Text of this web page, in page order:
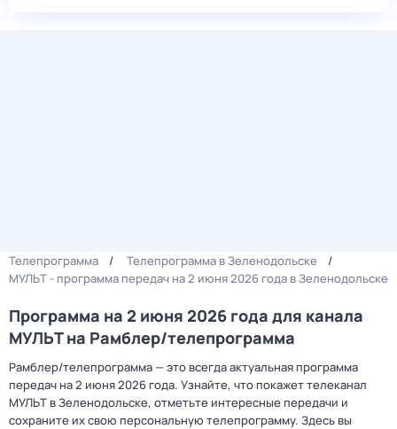
Телепрограмма
Телепрограмма в Зеленодольске
МУЛЬТ - программа передач на 2 июня 2026 года в Зеленодольске
Программа на 2 июня 2026 года для канала
МУЛЬТ на Рамблер/телепрограмма
Рамблер/телепрограмма — это всегда актуальная программа
передач на 2 июня 2026 года. Узнайте, что покажет телеканал
МУЛЬТ в Зеленодольске, отметьте интересные передачи и
сохраните их свою персональную телепрограмму. Здесь вы